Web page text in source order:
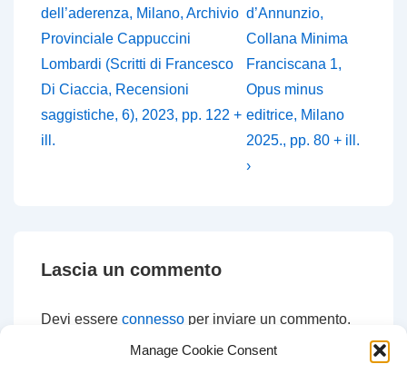
Manage Cookie Consent
dell’aderenza, Milano, Archivio
Provinciale Cappuccini
Lombardi (Scritti di Francesco
Di Ciaccia, Recensioni
saggistiche, 6), 2023, pp. 122 +
ill.
è
d’Annunzio,
Collana Minima
Franciscana 1,
Opus minus
editrice, Milano
2025., pp. 80 + ill.
›
Lascia un commento
Devi essere connesso per inviare un commento.